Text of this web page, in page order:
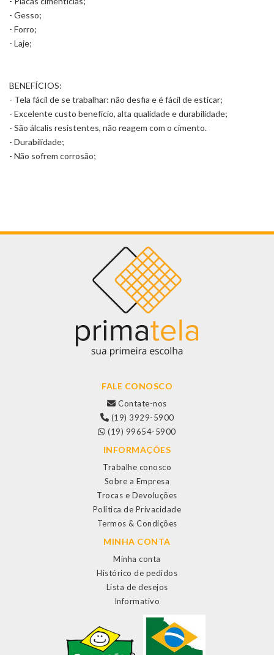
- Gesso;
- Forro;
- Laje;
BENEFÍCIOS:
- Tela fácil de se trabalhar: não desfia e é fácil de esticar;
- Excelente custo benefício, alta qualidade e durabilidade;
- São álcalis resistentes, não reagem com o cimento.
- Durabilidade;
- Não sofrem corrosão;
FALE CONOSCO
Contate-nos
(19) 3929-5900
(19) 99654-5900
INFORMAÇÕES
Trabalhe conosco
Sobre a Empresa
Trocas e Devoluções
Política de Privacidade
Termos & Condições
MINHA CONTA
Minha conta
Histórico de pedidos
Lista de desejos
Informativo